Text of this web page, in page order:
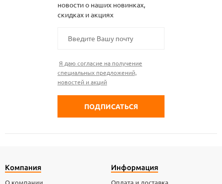
новости о наших новинках,
скидках и акциях
Я даю согласие на получение
специальных предложений,
новостей и акций
Компания
О компании
Информация
Оплата и доставка